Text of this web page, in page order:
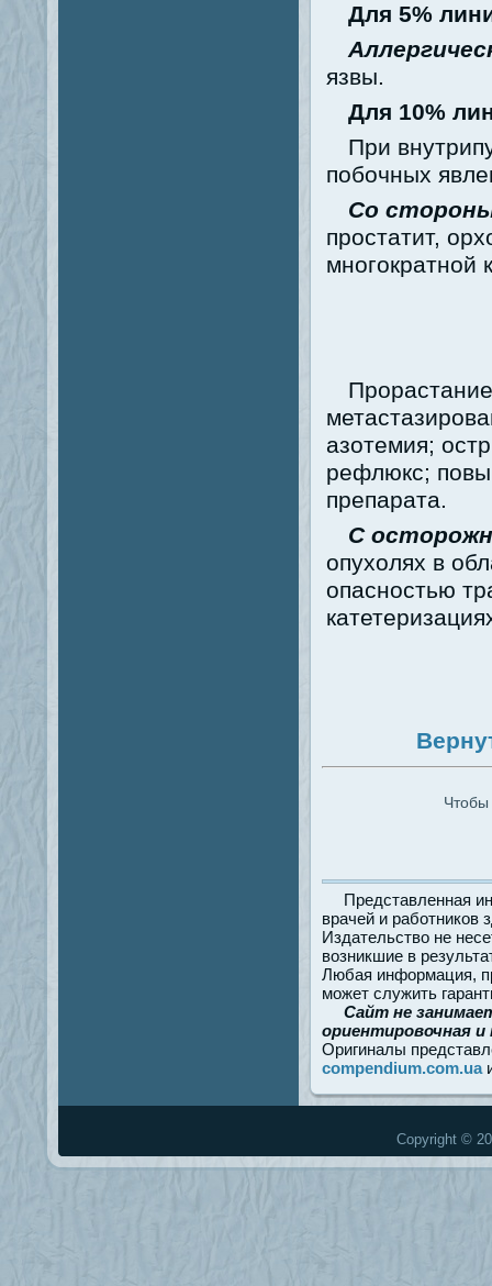
Для 5%
язвы.
Для 10%
При
побочных
Со
простатит,
многократной
азотемия;
рефлюкс;
препарата.
С
опухолях в
опасностью
Чтобы
Представленная
врачей и работников
Издательство не
возникшие в
Любая информация,
может служить
Сайт не
ориентировочная
Оригиналы
compendium.com.ua
Copyright ©